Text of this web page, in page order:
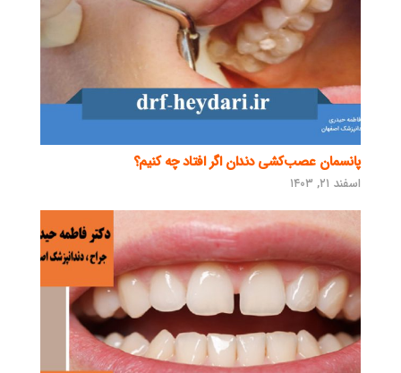
پانسمان عصب‌کشی دندان اگر افتاد چه کنیم؟
اسفند ۲۱, ۱۴۰۳